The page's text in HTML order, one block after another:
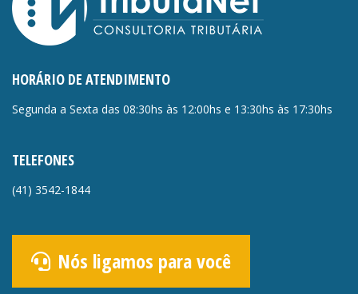
HORÁRIO DE ATENDIMENTO
Segunda a Sexta das 08:30hs às 12:00hs e 13:30hs às 17:30hs
TELEFONES
(41) 3542-1844
Nós ligamos para você